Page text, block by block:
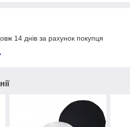
14 днів за рахунок покупця